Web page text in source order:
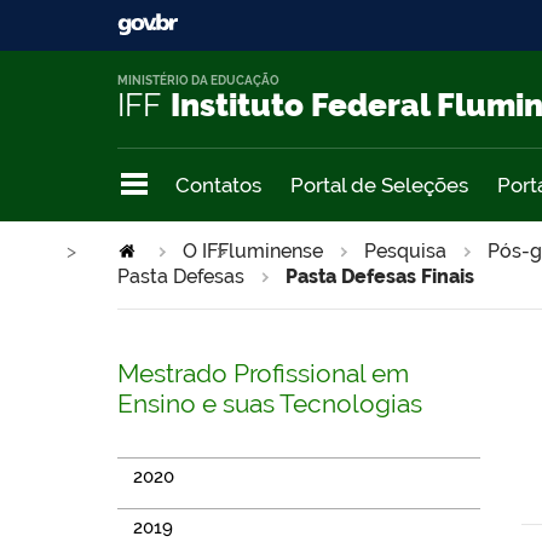
IFF Instituto Federal
MINISTÉRIO DA EDUCAÇÃO
Contatos Portal de Seleções
O IFFluminense Pesquisa Pós-
>
>
Pasta Defesas
Pasta Defesas Finais
Mestrado Profissional em
Ensino e suas Tecnologias
2020
2019